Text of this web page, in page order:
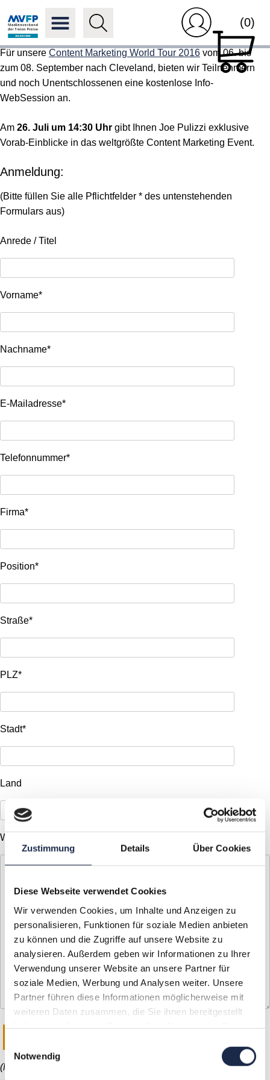
Zustimmung Details Über Cookies
Diese Webseite verwendet Cookies
Wir verwenden Cookies, um Inhalte und Anzeigen zu
personalisieren, Funktionen für soziale Medien anbieten
zu können und die Zugriffe auf unsere Website zu
analysieren. Außerdem geben wir Informationen zu Ihrer
Verwendung unserer Website an unsere Partner für
soziale Medien, Werbung und Analysen weiter. Unsere
Partner führen diese Informationen möglicherweise mit
weiteren Daten zusammen, die Sie ihnen bereitgestellt
Notwendig
(0)
Für unsere Content Marketing World Tour 2016 vom 06. bis
zum 08. September nach Cleveland, bieten wir Teilnehmern
und noch Unentschlossenen eine kostenlose Info-
WebSession an.
Am 26. Juli um 14:30 Uhr gibt Ihnen Joe Pulizzi exklusive
Vorab-Einblicke in das weltgrößte Content Marketing Event.
Anmeldung:
(Bitte füllen Sie alle Pflichtfelder * des untenstehenden
Formulars aus)
Anrede / Titel
Vorname*
Nachname*
E-Mailadresse*
Telefonnummer*
Firma*
Position*
Straße*
PLZ*
Stadt*
Land
Weitere Anmerkungen
(Mit Ihrer Bestellung erklären Sie sich damit einverstanden,